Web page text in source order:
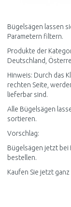
Bügelsägen lassen
Parametern filtern.
Produkte der
Deutschland,
Hinweis: Durch das
rechten Seite,
lieferbar sind.
Alle Bügelsägen
sortieren.
Vorschlag:
Bügelsägen jetzt bei
bestellen.
Kaufen Sie jetzt